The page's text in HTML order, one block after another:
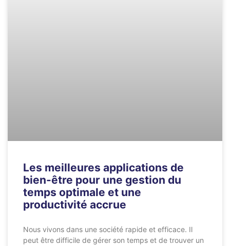
Les meilleures applications de
bien-être pour une gestion du
temps optimale et une
productivité accrue
Nous vivons dans une société rapide et efficace. Il
peut être difficile de gérer son temps et de trouver un